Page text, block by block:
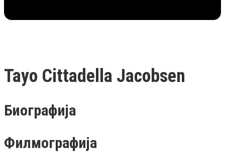
Tayo Cittadella Jacobsen
Биографија
Филмографија